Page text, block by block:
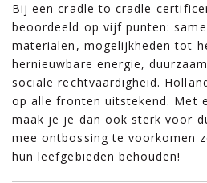
Bij een cradle to cradle-
beoordeeld op vijf punten:
materialen, mogelijkheden tot
hernieuwbare energie,
sociale rechtvaardigheid.
op alle fronten uitstekend. Met
maak je je dan ook sterk voor
mee ontbossing te voorkomen
hun leefgebieden behouden!